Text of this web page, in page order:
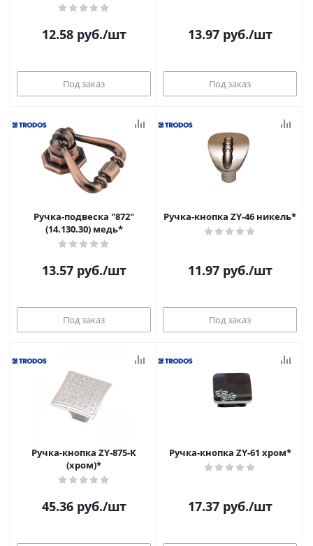
12.58руб./шт
Под заказ
13.97руб./шт
Под заказ
Ручка-подвеска "872"
(14.130.30) медь*
13.57руб./шт
Под заказ
Ручка-кнопка ZY-46 никель*
11.97руб./шт
Под заказ
Ручка-кнопка ZY-875-K
(хром)*
45.36руб./шт
Ручка-кнопка ZY-61 хром*
17.37руб./шт